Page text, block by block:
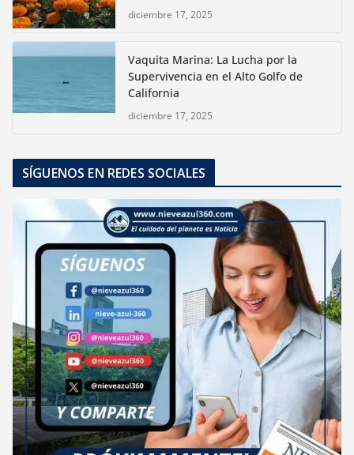
diciembre 17, 2025
Vaquita Marina: La Lucha por la
Supervivencia en el Alto Golfo de
California
diciembre 17, 2025
SÍGUENOS EN REDES SOCIALES